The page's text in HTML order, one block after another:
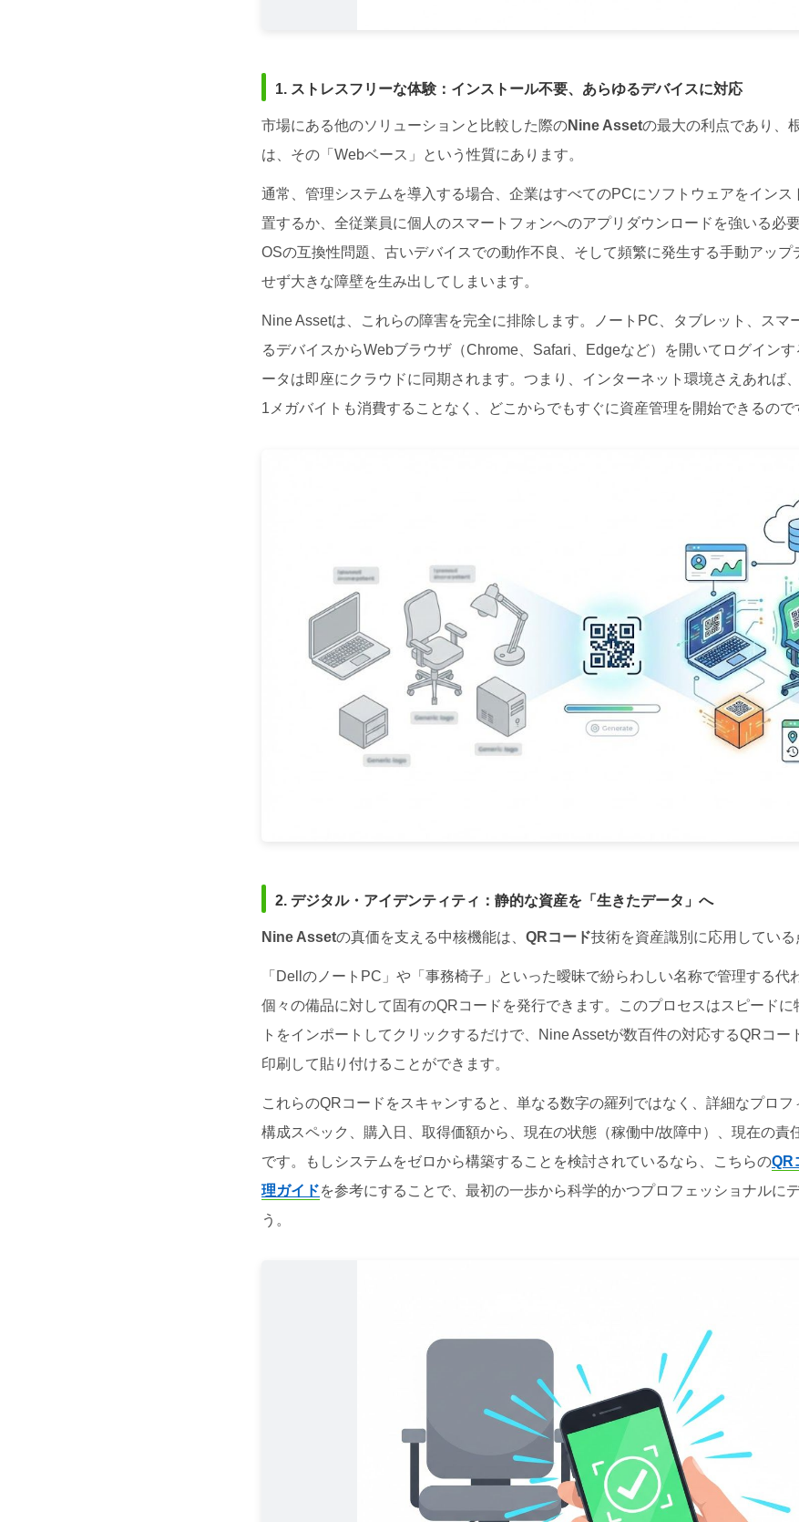
1. ストレスフリーな体験：インストール不要、あらゆるデバイスに対応
市場にある他のソリューションと比較した際のNine Assetの最大の利点であり、
は、その「Webベース」という性質にあります。
通常、管理システムを導入する場合、企業はすべてのPCにソフトウェアをインス
置するか、全従業員に個人のスマートフォンへのアプリダウンロードを強いる必
OSの互換性問題、古いデバイスでの動作不良、そして頻繁に発生する手動アップ
せず大きな障壁を生み出してしまいます。
Nine Assetは、これらの障害を完全に排除します。ノートPC、タブレット、スマ
るデバイスからWebブラウザ（Chrome、Safari、Edgeなど）を開いてログイン
ータは即座にクラウドに同期されます。つまり、インターネット環境さえあれば
1メガバイトも消費することなく、どこからでもすぐに資産管理を開始できるので
2. デジタル・アイデンティティ：静的な資産を「生きたデータ」へ
Nine Assetの真価を支える中核機能は、 QRコード技術を資産識別に応用している
「DellのノートPC」や「事務椅子」といった曖昧で紛らわしい名称で管理する代
個々の備品に対して固有のQRコードを発行できます。このプロセスはスピードに
トをインポートしてクリックするだけで、Nine Assetが数百件の対応するQRコー
印刷して貼り付けることができます。
これらのQRコードをスキャンすると、単なる数字の羅列ではなく、詳細なプロフ
構成スペック、購入日、取得価額から、現在の状態（稼働中/故障中）、現在の責
です。もしシステムをゼロから構築することを検討されているなら、こちらのQR
理ガイドを参考にすることで、最初の一歩から科学的かつプロフェッショナルに
う。